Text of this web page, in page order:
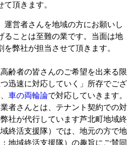
頂きます。
運営者さんを地域の方にお願いし
ることは至難の業です。当面は地
弊社が担当させて頂きます。
齢者の皆さんのご希望を出来る限
迅速に対応していく
」所存でござ
車の両輪論で対応していきます。
者さんとは、テナント契約での対
社が代行しています芦北町地域終
終活支援隊）では、地元の方で地
地域終活支援隊）の趣旨にご賛同